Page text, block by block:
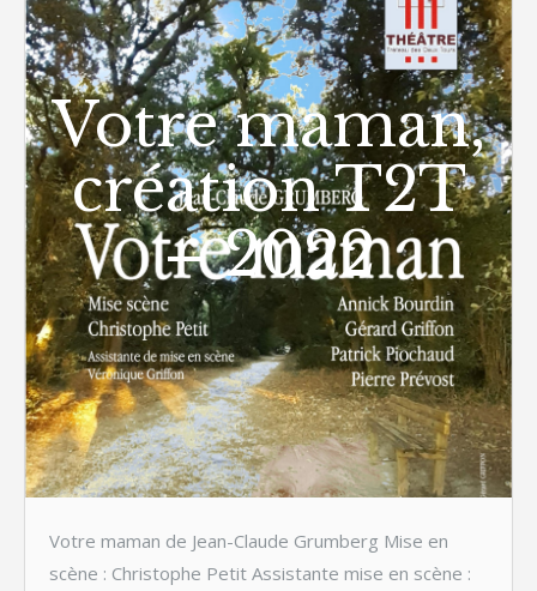
Votre maman,
création T2T
– 2022
Votre maman de Jean-Claude Grumberg Mise en
scène : Christophe Petit Assistante mise en scène :